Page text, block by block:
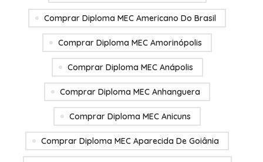
Comprar Diploma MEC Americano Do Brasil
Comprar Diploma MEC Amorinópolis
Comprar Diploma MEC Anápolis
Comprar Diploma MEC Anhanguera
Comprar Diploma MEC Anicuns
Comprar Diploma MEC Aparecida De Goiânia